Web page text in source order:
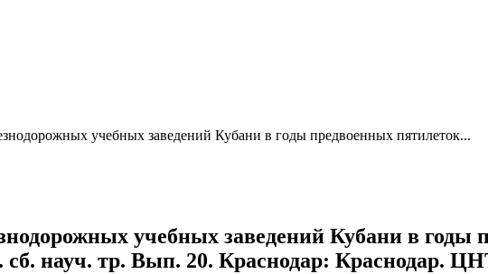
учебных заведений Кубани в годы предвоенных пятилеток...
учебных заведений Кубани в годы
науч. тр. Вып. 20. Краснодар: Краснодар.